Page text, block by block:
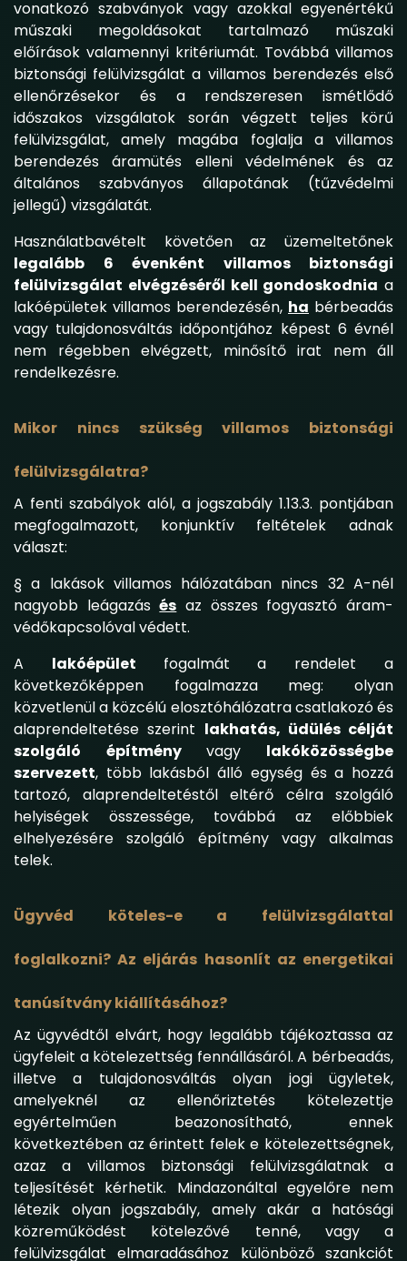
vonatkozó szabványok vagy azokkal egyenértékű
műszaki megoldásokat tartalmazó műszaki
előírások valamennyi kritériumát. Továbbá villamos
biztonsági felülvizsgálat a villamos berendezés első
ellenőrzésekor és a rendszeresen ismétlődő
időszakos vizsgálatok során végzett teljes körű
felülvizsgálat, amely magába foglalja a villamos
berendezés áramütés elleni védelmének és az
általános szabványos állapotának (tűzvédelmi
jellegű) vizsgálatát.
Használatbavételt követően az üzemeltetőnek
legalább 6 évenként villamos biztonsági
felülvizsgálat elvégzéséről kell gondoskodnia a
lakóépületek villamos berendezésén, ha bérbeadás
vagy tulajdonosváltás időpontjához képest 6 évnél
nem régebben elvégzett, minősítő irat nem áll
rendelkezésre.
Mikor nincs szükség villamos biztonsági
felülvizsgálatra?
A fenti szabályok alól, a jogszabály 1.13.3. pontjában
megfogalmazott, konjunktív feltételek adnak
választ:
§ a lakások villamos hálózatában nincs 32 A-nél
nagyobb leágazásés az összes fogyasztó áram-
védőkapcsolóval védett.
A lakóépület fogalmát a rendelet a
következőképpen fogalmazza meg: olyan
közvetlenül a közcélú elosztóhálózatra csatlakozó és
alaprendeltetése szerint lakhatás, üdülés célját
szolgáló
építményvagy lakóközösségbe
szervezett, több lakásból álló egység és a hozzá
tartozó, alaprendeltetéstől eltérő célra szolgáló
helyiségek összessége, továbbá az előbbiek
elhelyezésére szolgáló építmény vagy alkalmas
telek.
Ügyvéd köteles-e a felülvizsgálattal
foglalkozni? Az eljárás hasonlít az energetikai
tanúsítvány kiállításához?
Az ügyvédtől elvárt, hogy legalább tájékoztassa az
ügyfeleit a kötelezettség fennállásáról. A bérbeadás,
illetve a tulajdonosváltás olyan jogi ügyletek,
amelyeknél az ellenőriztetés kötelezettje
egyértelműen beazonosítható, ennek
következtében az érintett felek e kötelezettségnek,
azaz a villamos biztonsági felülvizsgálatnak a
teljesítését kérhetik. Mindazonáltal egyelőre nem
létezik olyan jogszabály, amely akár a hatósági
közreműködést kötelezővé tenné, vagy a
felülvizsgálat elmaradásához különböző szankciót